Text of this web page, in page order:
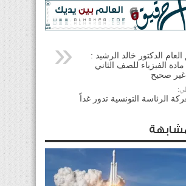
العام الدكتور خالد الرشيد :
الفيزياء للصف الثاني
صحيح
الرئاسة التونسية تدور غداً